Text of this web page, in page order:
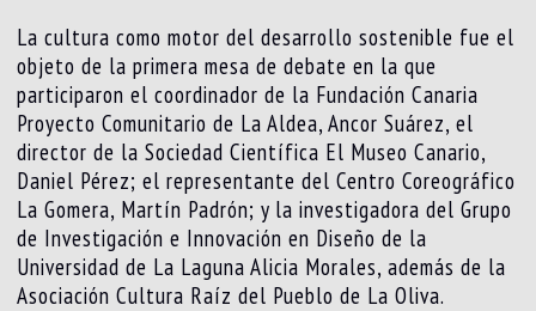
La cultura como motor del desarrollo sostenible fue el
objeto de la primera mesa de debate en la que
participaron el coordinador de la Fundación Canaria
Proyecto Comunitario de La Aldea, Ancor Suárez, el
director de la Sociedad Científica El Museo Canario,
Daniel Pérez; el representante del Centro Coreográfico
La Gomera, Martín Padrón; y la investigadora del Grupo
de Investigación e Innovación en Diseño de la
Universidad de La Laguna Alicia Morales, además de la
Asociación Cultura Raíz del Pueblo de La Oliva.